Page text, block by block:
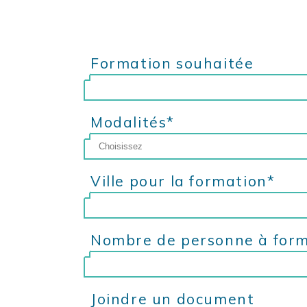
Formation souhaitée
Modalités*
Hybride
Distanciel
Ville pour la formation*
Nombre de personne à
Joindre un document